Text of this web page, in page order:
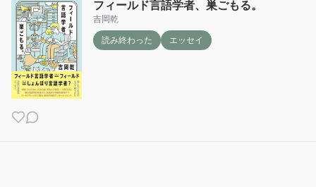
フィールド言語学者、巣ごもる。
吉岡乾
読み終わった
エッセイ